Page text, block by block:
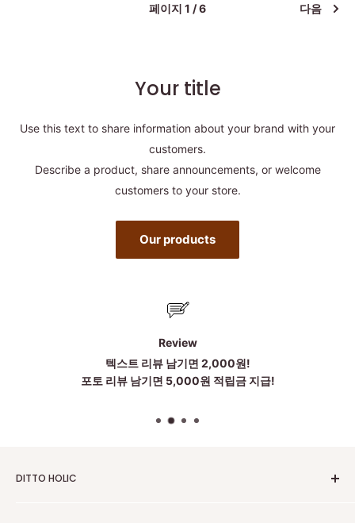
페이지 1 / 6 다음
Your title
Use this text to share information about your brand with your
customers.
Describe a product, share announcements, or welcome
customers to your store.
Our products
Review
텍스트 리뷰 남기면 2,000원!
포토 리뷰 남기면 5,000원 적립금 지급!
DITTO HOLIC